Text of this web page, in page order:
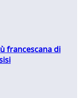
francescana di